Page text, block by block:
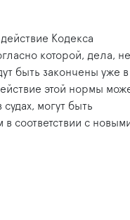
Кодекса
которой, дела, не
быть закончены уже в
этой нормы
могут быть
соответствии с